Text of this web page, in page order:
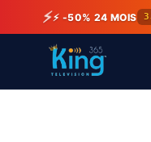
⚡⚡ -50% 24 MOIS